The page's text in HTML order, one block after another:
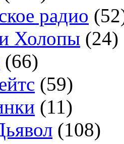
радио
Холопы (24)
(66)
(59)
(11)
(108)